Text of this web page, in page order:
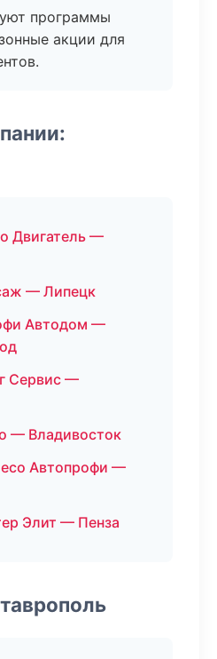
программы
акции для
Двигатель —
— Липецк
Автодом —
Сервис —
— Владивосток
Автопрофи —
Элит — Пенза